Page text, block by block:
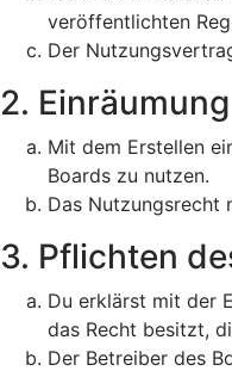
veröffentlichten
Der
2.
Mit dem Erstellen
Boards zu nutzen.
Das Nutzungsrecht
3. Pflichten
Du erklärst mit der
das Recht besitzt,
Der Betreiber des